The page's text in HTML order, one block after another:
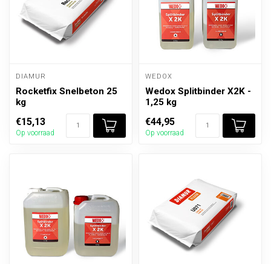
DIAMUR
Rocketfix Snelbeton 25
kg
€15,13
Op voorraad
WEDOX
Wedox Splitbinder X2K -
1,25 kg
€44,95
Op voorraad